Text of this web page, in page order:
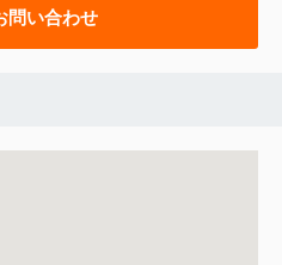
問い合わせ